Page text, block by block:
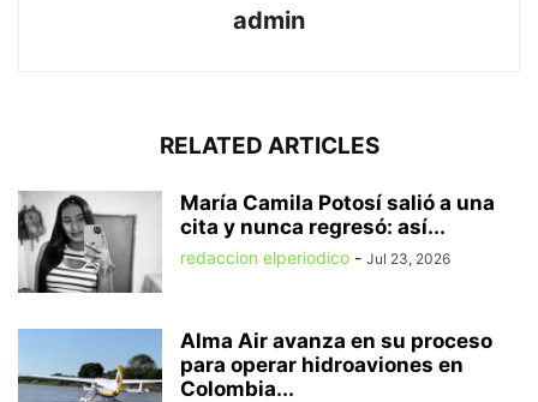
admin
RELATED ARTICLES
María Camila Potosí salió a una
cita y nunca regresó: así...
redaccion elperiodico - Jul 23, 2026
Alma Air avanza en su proceso
para operar hidroaviones en
Colombia...